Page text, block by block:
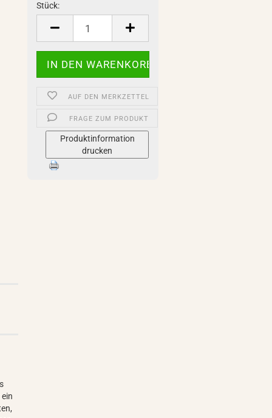
Stück:
Stück
AUF DEN MERKZETTEL
FRAGE ZUM PRODUKT
Produktinformation
drucken